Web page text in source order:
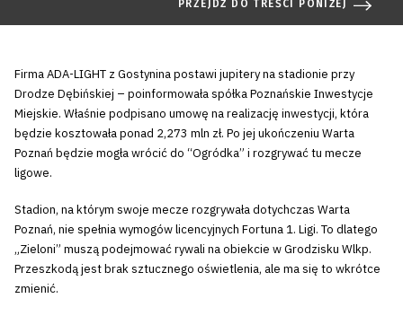
PRZEJDŹ DO TREŚCI PONIŻEJ
Firma ADA-LIGHT z Gostynina postawi jupitery na stadionie przy
Drodze Dębińskiej – poinformowała spółka Poznańskie Inwestycje
Miejskie. Właśnie podpisano umowę na realizację inwestycji, która
będzie kosztowała ponad 2,273 mln zł. Po jej ukończeniu Warta
Poznań będzie mogła wrócić do “Ogródka” i rozgrywać tu mecze
ligowe.
Stadion, na którym swoje mecze rozgrywała dotychczas Warta
Poznań, nie spełnia wymogów licencyjnych Fortuna 1. Ligi. To dlatego
„Zieloni” muszą podejmować rywali na obiekcie w Grodzisku Wlkp.
Przeszkodą jest brak sztucznego oświetlenia, ale ma się to wkrótce
zmienić.